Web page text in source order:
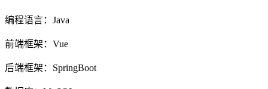
编程语言：Java
前端框架：Vue
后端框架：SpringBoot